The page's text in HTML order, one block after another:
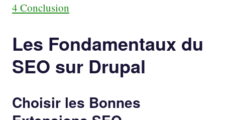
4 Conclusion
Les Fondamentaux du
SEO sur Drupal
Choisir les Bonnes